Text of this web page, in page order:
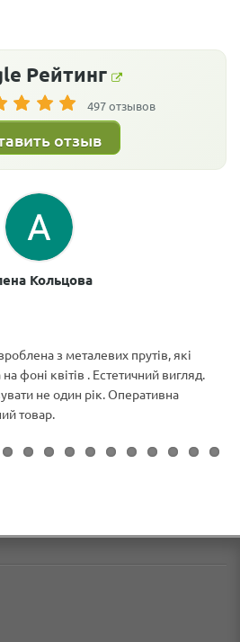
Рейтинг
497 отзывов
отзыв
Кольцова
з металевих прутів, які
фоні квітів . Естетичний вигляд.
не один рік. Оперативна
товар.